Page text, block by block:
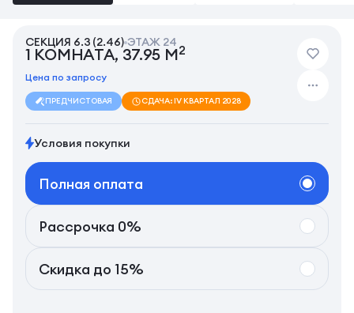
СЕКЦИЯ 6.3 (2.46) ЭТАЖ 24
1 КОМНАТА, 37.95 М2
Цена по запросу
ПРЕДЧИСТОВАЯ СДАЧА: IV КВАРТАЛ 2028
Условия покупки
Полная оплата
Рассрочка 0%
Скидка до 15%